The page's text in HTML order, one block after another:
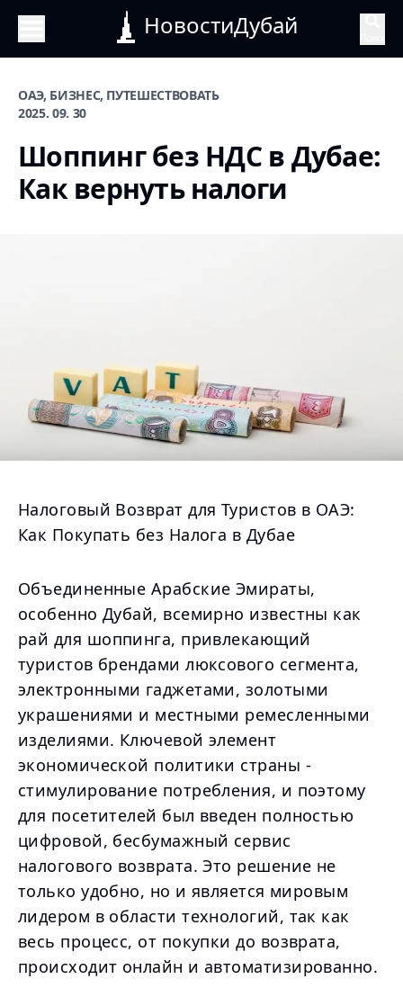
НовостиДубай
ОАЭ, БИЗНЕС, ПУТЕШЕСТВОВАТЬ
2025. 09. 30
Шоппинг без НДС в Дубае:
Как вернуть налоги
Налоговый Возврат для Туристов в ОАЭ:
Как Покупать без Налога в Дубае
Объединенные Арабские Эмираты,
особенно Дубай, всемирно известны как
рай для шоппинга, привлекающий
туристов брендами люксового сегмента,
электронными гаджетами, золотыми
украшениями и местными ремесленными
изделиями. Ключевой элемент
экономической политики страны -
стимулирование потребления, и поэтому
для посетителей был введен полностью
цифровой, бесбумажный сервис
налогового возврата. Это решение не
только удобно, но и является мировым
лидером в области технологий, так как
весь процесс, от покупки до возврата,
происходит онлайн и автоматизированно.